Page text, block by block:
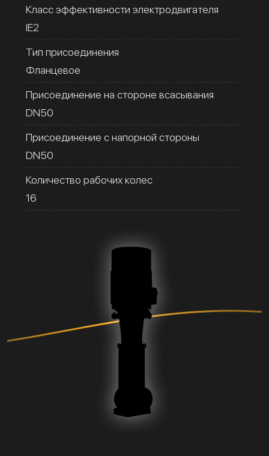
Класс эффективности электродвигателя
IE2
Тип присоединения
Фланцевое
Присоединение на стороне всасывания
DN50
Присоединение с напорной стороны
DN50
Количество рабочих колес
16